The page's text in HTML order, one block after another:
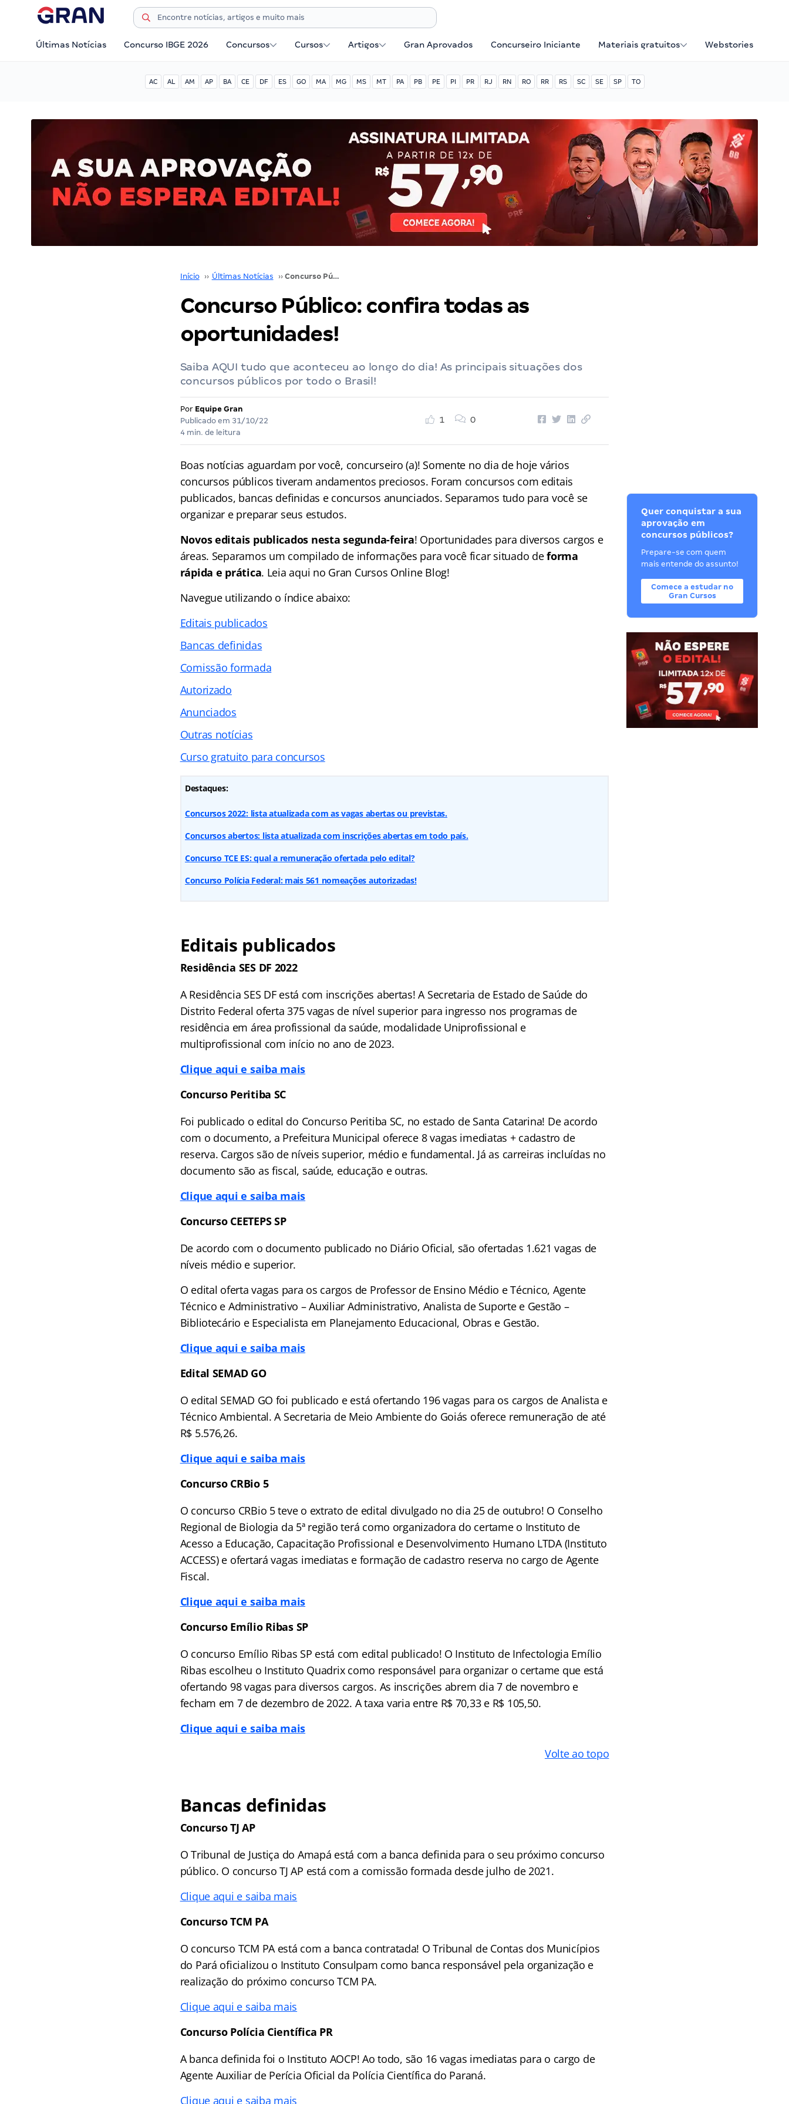
Últimas Notícias Concurso IBGE 2026 Concursos Cursos Artigos Gran Aprovados Concurseiro Iniciante Materiais gratuitos Webstories
AC AL AM AP BA CE DF ES GO MA MG MS MT PA PB PE PI PR RJ RN RO RR RS SC SE SP TO
Início ›› Últimas Notícias ›› Concurso Público: confira todas as oportunidades!
Concurso Público: confira todas as
oportunidades!
Saiba AQUI tudo que aconteceu ao longo do dia! As principais situações dos
concursos públicos por todo o Brasil!
Por Equipe Gran
Publicado em 31/10/22
4 min. de leitura
1 0
Boas notícias aguardam por você, concurseiro (a)! Somente no dia de hoje vários
concursos públicos tiveram andamentos preciosos. Foram concursos com editais
publicados, bancas definidas e concursos anunciados. Separamos tudo para você se
organizar e preparar seus estudos.
Novos editais publicados nesta segunda-feira! Oportunidades para diversos cargos e
áreas. Separamos um compilado de informações para você ficar situado deforma
rápida e prática. Leia aqui no Gran Cursos Online Blog!
Navegue utilizando o índiceabaixo:
Editais publicados
Bancas definidas
Comissão formada
Autorizado
Anunciados
Outras notícias
Curso gratuito para concursos
Destaques:
Concursos 2022: lista atualizada com as vagas abertas ou previstas.
Concursos abertos: lista atualizada com inscrições abertas em todo país.
Concurso TCE ES: qual a remuneração ofertada pelo edital?
Concurso Polícia Federal: mais 561 nomeações autorizadas!
Editais publicados
Residência SES DF 2022
A Residência SES DF está com inscrições abertas! A Secretaria de Estado de Saúde do
Distrito Federal oferta 375 vagas de nível superior para ingresso nos programas de
residência em área profissional da saúde, modalidade Uniprofissional e
multiprofissional com início no ano de 2023.
Clique aqui e saiba mais
Concurso Peritiba SC
Foi publicado o edital do Concurso Peritiba SC, no estado de Santa Catarina! De acordo
com o documento, a Prefeitura Municipal oferece 8 vagas imediatas + cadastro de
reserva. Cargos são de níveis superior, médio e fundamental. Já as carreiras incluídas no
documento são as fiscal, saúde, educação e outras.
Clique aqui e saiba mais
Concurso CEETEPS SP
De acordo com o documento publicado no Diário Oficial, são ofertadas 1.621 vagas de
níveis médio e superior.
O edital oferta vagas para os cargos de Professor de Ensino Médio e Técnico, Agente
Técnico e Administrativo – Auxiliar Administrativo, Analista de Suporte e Gestão –
Bibliotecário e Especialista em Planejamento Educacional, Obras e Gestão.
Clique aqui e saiba mais
Edital SEMAD GO
O edital SEMAD GO foi publicado e está ofertando 196 vagas para os cargos de Analista e
Técnico Ambiental. A Secretaria de Meio Ambiente do Goiás oferece remuneração de até
R$ 5.576,26.
Clique aqui e saiba mais
Concurso CRBio 5
O concurso CRBio 5 teve o extrato de edital divulgado no dia 25 de outubro! O Conselho
Regional de Biologia da 5ª região terá como organizadora do certame o Instituto de
Acesso a Educação, Capacitação Profissional e Desenvolvimento Humano LTDA (Instituto
ACCESS) e ofertará vagas imediatas e formação de cadastro reserva no cargo de Agente
Fiscal.
Clique aqui e saiba mais
Concurso Emílio Ribas SP
O concurso Emílio Ribas SP está com edital publicado! O Instituto de Infectologia Emílio
Ribas escolheu o Instituto Quadrix como responsável para organizar o certame que está
ofertando 98 vagas para diversos cargos. As inscrições abrem dia 7 de novembro e
fecham em 7 de dezembro de 2022. A taxa varia entre R$ 70,33 e R$ 105,50.
Clique aqui e saiba mais
Volte ao topo
Bancas definidas
Concurso TJ AP
O Tribunal de Justiça do Amapá está com a banca definida para o seu próximo concurso
público. O concurso TJ AP está com a comissão formada desde julho de 2021.
Clique aqui e saiba mais
Concurso TCM PA
O concurso TCM PA está com a banca contratada! O Tribunal de Contas dos Municípios
do Pará oficializou o Instituto Consulpam como banca responsável pela organização e
realização do próximo concurso TCM PA.
Clique aqui e saiba mais
Concurso Polícia Científica PR
A banca definida foi o Instituto AOCP! Ao todo, são 16 vagas imediatas para o cargo de
Agente Auxiliar de Perícia Oficial da Polícia Científica do Paraná.
Clique aqui e saiba mais
Quer conquistar a sua
aprovação em
concursos públicos?
Prepare-se com quem
mais entende do assunto!
Comece a estudar no
Gran Cursos